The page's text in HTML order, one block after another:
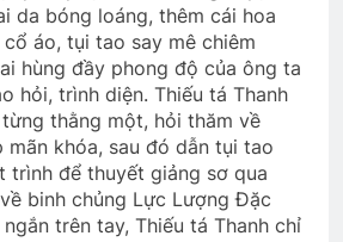
Ago
Ưu CSVSQ Hoàng Đình Hiệp K20
Ago
da bóng loáng, thêm cái hoa
áo, tụi tao say mê chiêm
hùng đầy phong độ của ông ta
hỏi, trình diện. Thiếu tá Thanh
thằng một, hỏi thăm về
mãn khóa, sau đó dẫn tụi tao
trình để thuyết giảng sơ qua
binh chủng Lực Lượng Đặc
trên tay, Thiếu tá Thanh chỉ